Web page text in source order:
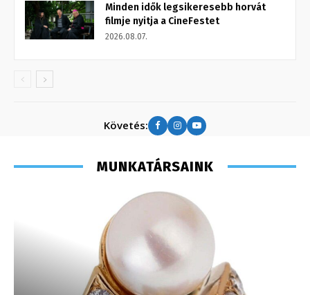
Minden idők legsikeresebb horvát
filmje nyitja a CineFestet
2026.08.07.
Követés:
MUNKATÁRSAINK